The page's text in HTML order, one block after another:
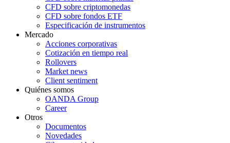
CFD sobre criptomonedas
CFD sobre fondos ETF
Especificación de instrumentos
Mercado
Acciones corporativas
Cotización en tiempo real
Rollovers
Market news
Client sentiment
Quiénes somos
OANDA Group
Career
Otros
Documentos
Novedades